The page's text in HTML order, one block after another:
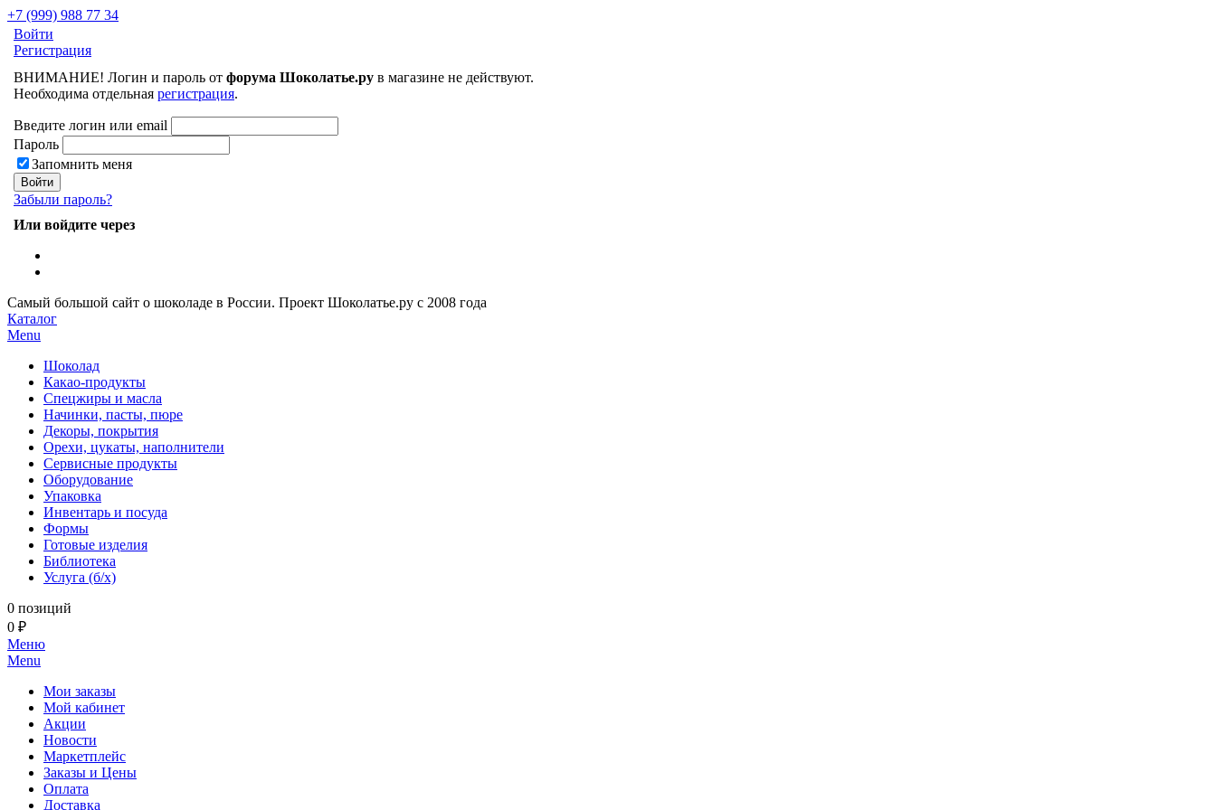
+7 (999) 988 77 34
Войти
Регистрация
ВНИМАНИЕ! Логин и пароль от форума Шоколатье.ру в магазине не действуют.
Необходима отдельная регистрация.
Введите логин или email
Пароль
Запомнить меня
Забыли пароль?
Или войдите через
Самый большой сайт о шоколаде в России. Проект Шоколатье.ру с 2008 года
Каталог
Menu
Шоколад
Какао-продукты
Спецжиры и масла
Начинки, пасты, пюре
Декоры, покрытия
Орехи, цукаты, наполнители
Сервисные продукты
Оборудование
Упаковка
Инвентарь и посуда
Формы
Готовые изделия
Библиотека
Услуга (б/х)
0 позиций
0 ₽
Меню
Menu
Мои заказы
Мой кабинет
Акции
Новости
Маркетплейс
Заказы и Цены
Оплата
Доставка